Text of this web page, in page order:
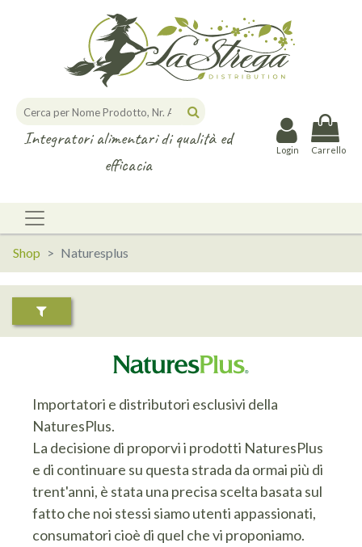
Integratori alimentari di qualità ed
efficacia
Login Carrello
Shop Naturesplus
Importatori e distributori esclusivi della
NaturesPlus.
La decisione di proporvi i prodotti NaturesPlus
e di continuare su questa strada da ormai più di
trent'anni, è stata una precisa scelta basata sul
fatto che noi stessi siamo utenti appassionati,
consumatori cioè di quel che vi proponiamo.